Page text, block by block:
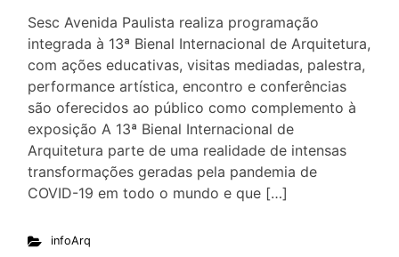
Sesc Avenida Paulista realiza programação
integrada à 13ª Bienal Internacional de Arquitetura,
com ações educativas, visitas mediadas, palestra,
performance artística, encontro e conferências
são oferecidos ao público como complemento à
exposição A 13ª Bienal Internacional de
Arquitetura parte de uma realidade de intensas
transformações geradas pela pandemia de
COVID-19 em todo o mundo e que […]
infoArq